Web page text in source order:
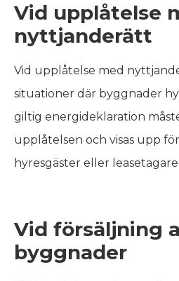
Vid upplåtelse
nyttjanderätt
Vid upplåtelse med
situationer där byggnader
giltig energideklaration
upplåtelsen och visas upp
hyresgäster eller leasetagare.
Vid försäljning
byggnader